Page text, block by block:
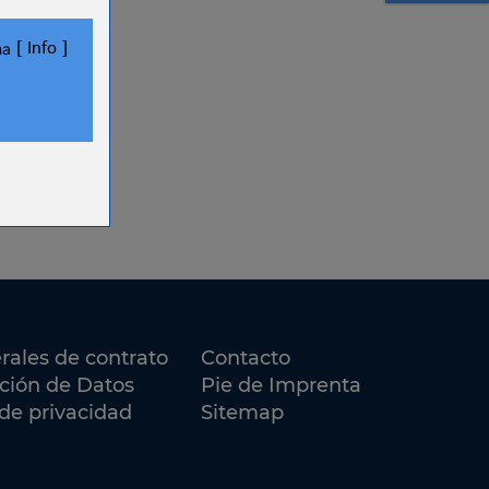
de contrato
de Datos
privacidad
Contacto
Pie de Imprenta
Sitemap
Info